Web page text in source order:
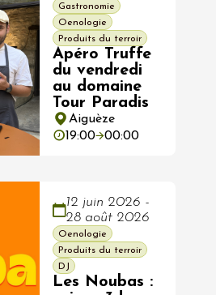
Gastronomie
Oenologie
Produits du terroir
Apéro Truffe
du vendredi
au domaine
Tour Paradis
Aiguèze
19:00
00:00
12 juin 2026 -
28 août 2026
Oenologie
Produits du terroir
DJ
Les Noubas :